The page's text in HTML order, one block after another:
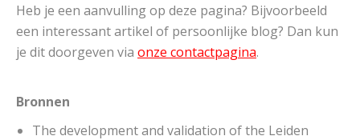
Heb je een aanvulling op deze pagina? Bijvoorbeeld
een interessant artikel of persoonlijke blog? Dan kun
je dit doorgeven via onze contactpagina.
Bronnen
The development and validation of the Leiden